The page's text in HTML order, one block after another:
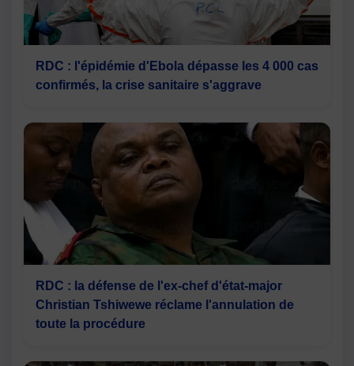
RDC : l'épidémie d'Ebola dépasse les 4 000 cas
confirmés, la crise sanitaire s'aggrave
RDC : la défense de l'ex-chef d'état-major
Christian Tshiwewe réclame l'annulation de
toute la procédure